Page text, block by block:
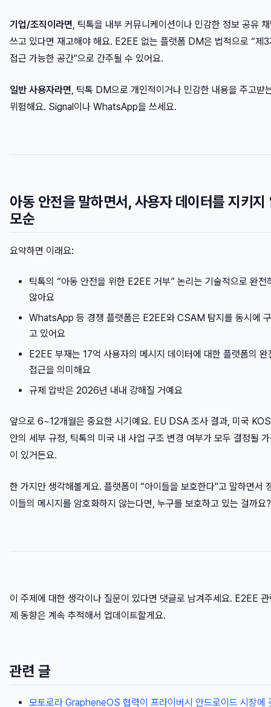
기업/조직이라면, 틱톡을 내부 커뮤니케이션이나 민감한 정보 공유
쓰고 있다면 재고해야 해요. E2EE 없는 플랫폼 DM은 법적으로 “제3
접근 가능한 공간"으로 간주될 수 있어요.
일반 사용자라면, 틱톡 DM으로 개인적이거나 민감한 내용을 주고받
위험해요. Signal이나 WhatsApp을 쓰세요.
아동 안전을 말하면서, 사용자 데이터를 지키지
모순
요약하면 이래요:
틱톡의 “아동 안전을 위한 E2EE 거부” 논리는 기술적으로 완전
않아요
WhatsApp 등 경쟁 플랫폼은 E2EE와 CSAM 탐지를 동시에
고 있어요
E2EE 부재는 17억 사용자의 메시지 데이터에 대한 플랫폼의 완
접근을 의미해요
규제 압박은 2026년 내내 강해질 거예요
앞으로 6~12개월은 중요한 시기예요. EU DSA 조사 결과, 미국
안의 세부 규정, 틱톡의 미국 내 사업 구조 변경 여부가 모두 결정될
이 있거든요.
한 가지만 생각해볼게요. 플랫폼이 “아이들을 보호한다"고 말하면서
이들의 메시지를 암호화하지 않는다면, 누구를 보호하고 있는 걸까요?
이 주제에 대한 생각이나 질문이 있다면 댓글로 남겨주세요. E2EE
제 동향은 계속 추적해서 업데이트할게요.
관련 글
모토로라 GrapheneOS 협력이 프라이버시 안드로이드 시장에